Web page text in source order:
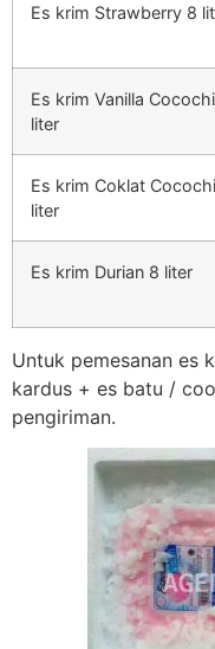
Es krim Strawberry 8
Es krim Vanilla
liter
Es krim Coklat
liter
Es krim Durian 8 liter
Untuk pemesanan es
kardus + es batu /
pengiriman.